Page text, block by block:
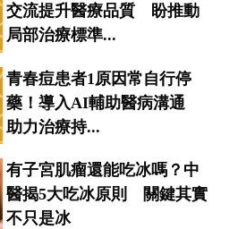
交流提升醫療品質 盼推動
局部治療標準...
青春痘患者1原因常自行停
藥！導入AI輔助醫病溝通
助力治療持...
有子宮肌瘤還能吃冰嗎？中
醫揭5大吃冰原則 關鍵其實
不只是冰